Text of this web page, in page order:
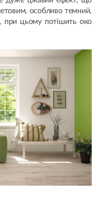
особливо темний,
при цьому потішить око